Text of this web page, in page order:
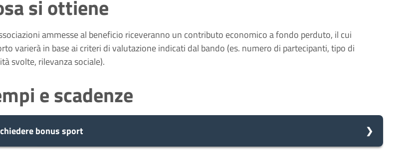
si ottiene
ammesse al beneficio riceveranno un contributo economico a fondo perduto, il cui
varierà in base ai criteri di valutazione indicati dal bando (es. numero di partecipanti, tipo di
svolte, rilevanza sociale).
e scadenze
bonus sport